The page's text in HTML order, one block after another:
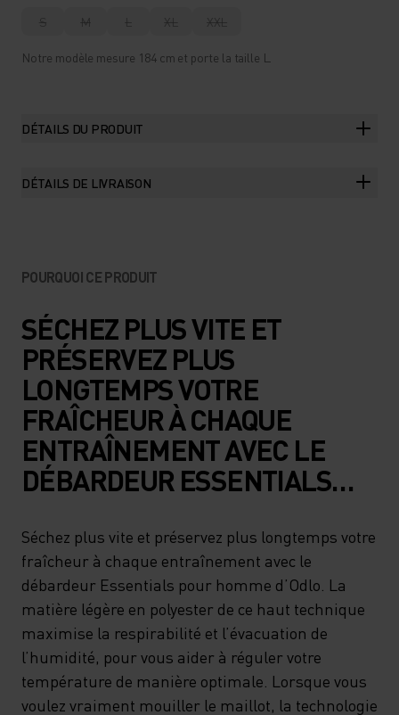
S M L XL XXL
Notre modèle mesure 184 cm et porte la taille L.
DÉTAILS DU PRODUIT
DÉTAILS DE LIVRAISON
POURQUOI CE PRODUIT
SÉCHEZ PLUS VITE ET
PRÉSERVEZ PLUS
LONGTEMPS VOTRE
FRAÎCHEUR À CHAQUE
ENTRAÎNEMENT AVEC LE
DÉBARDEUR ESSENTIALS
MATIÈRE LÉGÈRE EN
POLYESTER DE CE HAUT
TECHNIQUE MAXIMISE LA
RESPIRABILITÉ ET
L’ÉVACUATION DE
L’HUMIDITÉ, POUR VOUS
Séchez plus vite et préservez plus longtemps votre
fraîcheur à chaque entraînement avec le
débardeur Essentials pour homme d’Odlo. La
matière légère en polyester de ce haut technique
maximise la respirabilité et l’évacuation de
l’humidité, pour vous aider à réguler votre
température de manière optimale. Lorsque vous
voulez vraiment mouiller le maillot, la technologie